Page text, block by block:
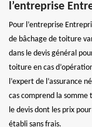
l’entreprise
Pour l’entreprise
de bâchage de toiture
dans le devis général
toiture en cas
l’expert de l’assurance
cas comprend la somme
le devis dont les prix
établi sans frais.